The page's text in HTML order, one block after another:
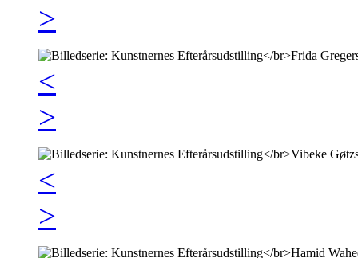
>
<
>
<
>